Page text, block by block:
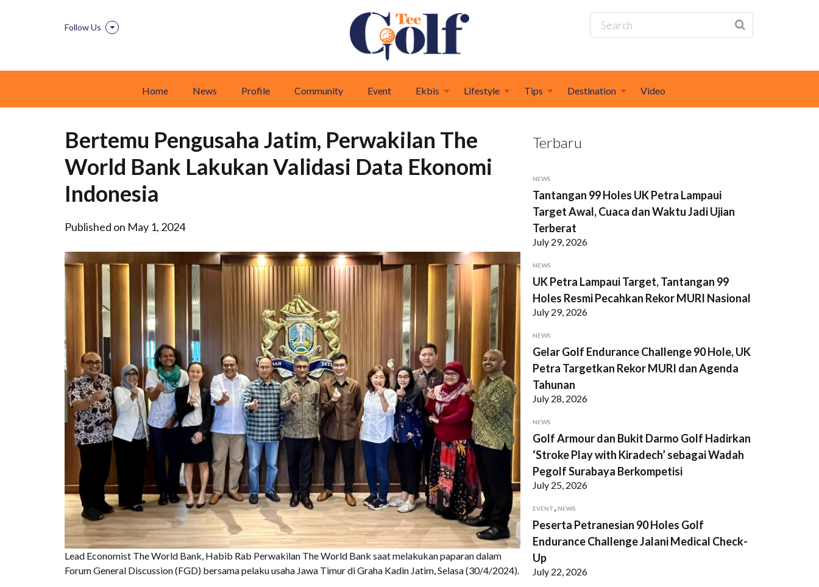
Follow Us
Home News Profile Community Event Ekbis Lifestyle Tips Destination Video
Bertemu Pengusaha Jatim, Perwakilan The
World Bank Lakukan Validasi Data Ekonomi
Indonesia
Published on May 1, 2024
Lead Economist The World Bank, Habib Rab Perwakilan The World Bank saat melakukan paparan dalam
Forum General Discussion (FGD) bersama pelaku usaha Jawa Timur di Graha Kadin Jatim, Selasa (30/4/2024).
Terbaru
NEWS
Tantangan 99 Holes UK Petra Lampaui
Target Awal, Cuaca dan Waktu Jadi Ujian
Terberat
July 29, 2026
NEWS
UK Petra Lampaui Target, Tantangan 99
Holes Resmi Pecahkan Rekor MURI Nasional
July 29, 2026
NEWS
Gelar Golf Endurance Challenge 90 Hole, UK
Petra Targetkan Rekor MURI dan Agenda
Tahunan
July 28, 2026
NEWS
Golf Armour dan Bukit Darmo Golf Hadirkan
‘Stroke Play with Kiradech’ sebagai Wadah
Pegolf Surabaya Berkompetisi
July 25, 2026
EVENT, NEWS
Peserta Petranesian 90 Holes Golf
Endurance Challenge Jalani Medical Check-
Up
July 22, 2026